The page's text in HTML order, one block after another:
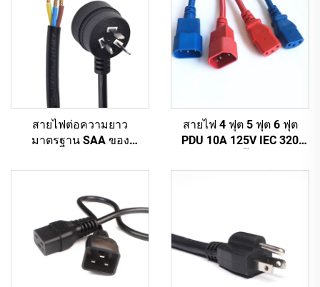
สายไฟต่อความยาว
มาตรฐาน SAA ของ
ตามสั่ง สำหรับอุปกรณ์
ในบ้าน ทำจากยางทนทาน
สายไฟ 4 ฟุต 5 ฟุต 6 ฟุต
PDU 10A 125V IEC 320
สีขาว (หรือตามสั่ง)